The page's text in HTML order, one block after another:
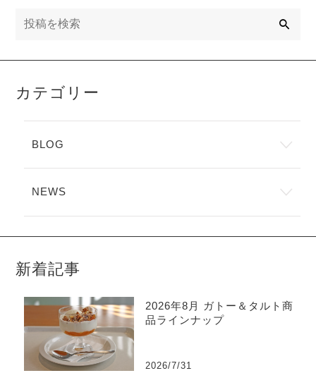
カテゴリー
BLOG
NEWS
新着記事
2026年8月 ガトー＆タルト商
品ラインナップ
2026/7/31